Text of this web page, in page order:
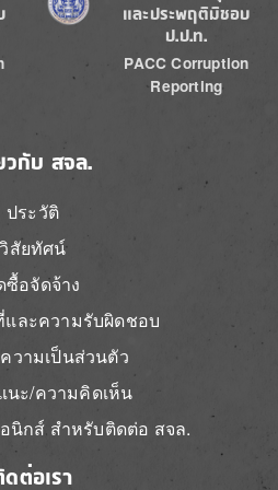
และประพฤติมิชอบ
ป.ป.ท.
PACC Corruption
Reporting
วกับ สจล.
ประวัติ
วิสัยทัศน์
ซื้อจัดจ้าง
ละความรับผิดชอบ
วามเป็นส่วนตัว
นะ/ความคิดเห็น
นิกส์ สำหรับติดต่อ สจล.
ต่อเรา